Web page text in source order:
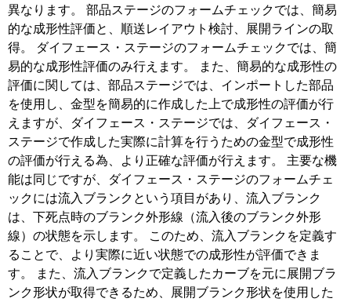
異なります。 部品ステージのフォームチェックでは、簡易
的な成形性評価と、順送レイアウト検討、展開ラインの取
得。 ダイフェース・ステージのフォームチェックでは、簡
易的な成形性評価のみ行えます。 また、簡易的な成形性の
評価に関しては、部品ステージでは、インポートした部品
を使用し、金型を簡易的に作成した上で成形性の評価が行
えますが、ダイフェース・ステージでは、ダイフェース・
ステージで作成した実際に計算を行うための金型で成形性
の評価が行える為、より正確な評価が行えます。 主要な機
能は同じですが、ダイフェース・ステージのフォームチェ
ックには流入ブランクという項目があり、流入ブランク
は、下死点時のブランク外形線（流入後のブランク外形
線）の状態を示します。 このため、流入ブランクを定義す
ることで、より実際に近い状態での成形性が評価できま
す。 また、流入ブランクで定義したカーブを元に展開ブラ
ンク形状が取得できるため、展開ブランク形状を使用した